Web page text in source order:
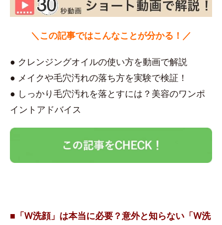
＼この記事ではこんなことが分かる！／
● クレンジングオイルの使い方を動画で解説
● メイクや毛穴汚れの落ち方を実験で検証！
● しっかり毛穴汚れを落とすには？美容のワンポ
イントアドバイス
■「W洗顔」は本当に必要？意外と知らない「W洗